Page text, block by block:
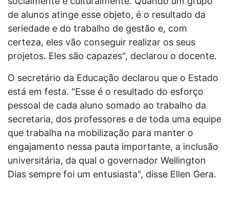
de alunos atinge esse objeto, é o resultado da
seriedade e do trabalho de gestão e, com
certeza, eles vão conseguir realizar os seus
projetos. Eles são capazes", declarou o docente.
O secretário da Educação declarou que o Estado
está em festa. "Esse é o resultado do esforço
pessoal de cada aluno somado ao trabalho da
secretaria, dos professores e de toda uma equipe
que trabalha na mobilização para manter o
engajamento nessa pauta importante, a inclusão
universitária, da qual o governador Wellington
Dias sempre foi um entusiasta", disse Ellen Gera.